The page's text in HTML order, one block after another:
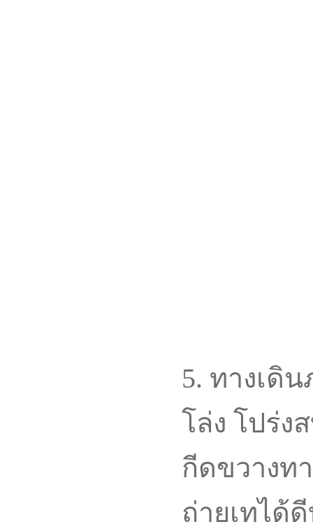
5. ทางเดิ
โล่ง โปร่ง
กีดขวางท
ถ่ายเทได้